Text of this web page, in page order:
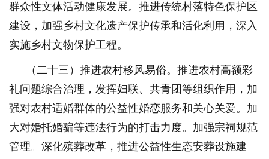
群众性文体活动健康发展。推进传统村落特色保护区
建设，加强乡村文化遗产保护传承和活化利用，深入
实施乡村文物保护工程。
（二十三）推进农村移风易俗。推进农村高额彩
礼问题综合治理，发挥妇联、共青团等组织作用，加
强对农村适婚群体的公益性婚恋服务和关心关爱。加
大对婚托婚骗等违法行为的打击力度。加强宗祠规范
管理。 深化殡葬改革，推进公益性生态安葬设施建